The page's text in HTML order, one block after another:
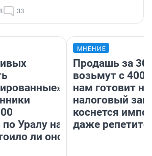
33
Уралу на
ли оно
МНЕНИЕ
Продашь за
возьмут с
нам готовит
налоговый
коснется
даже